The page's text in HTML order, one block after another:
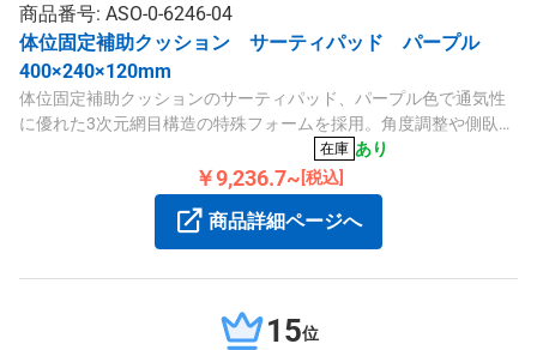
商品番号: ASO-0-6246-04
体位固定補助クッション サーティパッド パープル
400×240×120mm
体位固定補助クッションのサーティパッド、パープル色で通気性
に優れた3次元網目構造の特殊フォームを採用。角度調整や側臥位
保持に便利な30°設計で、内外カバーの二重構造によりしわ防止と
在庫 あり
￥9,236.7~ [税込]
商品詳細ページへ
15位